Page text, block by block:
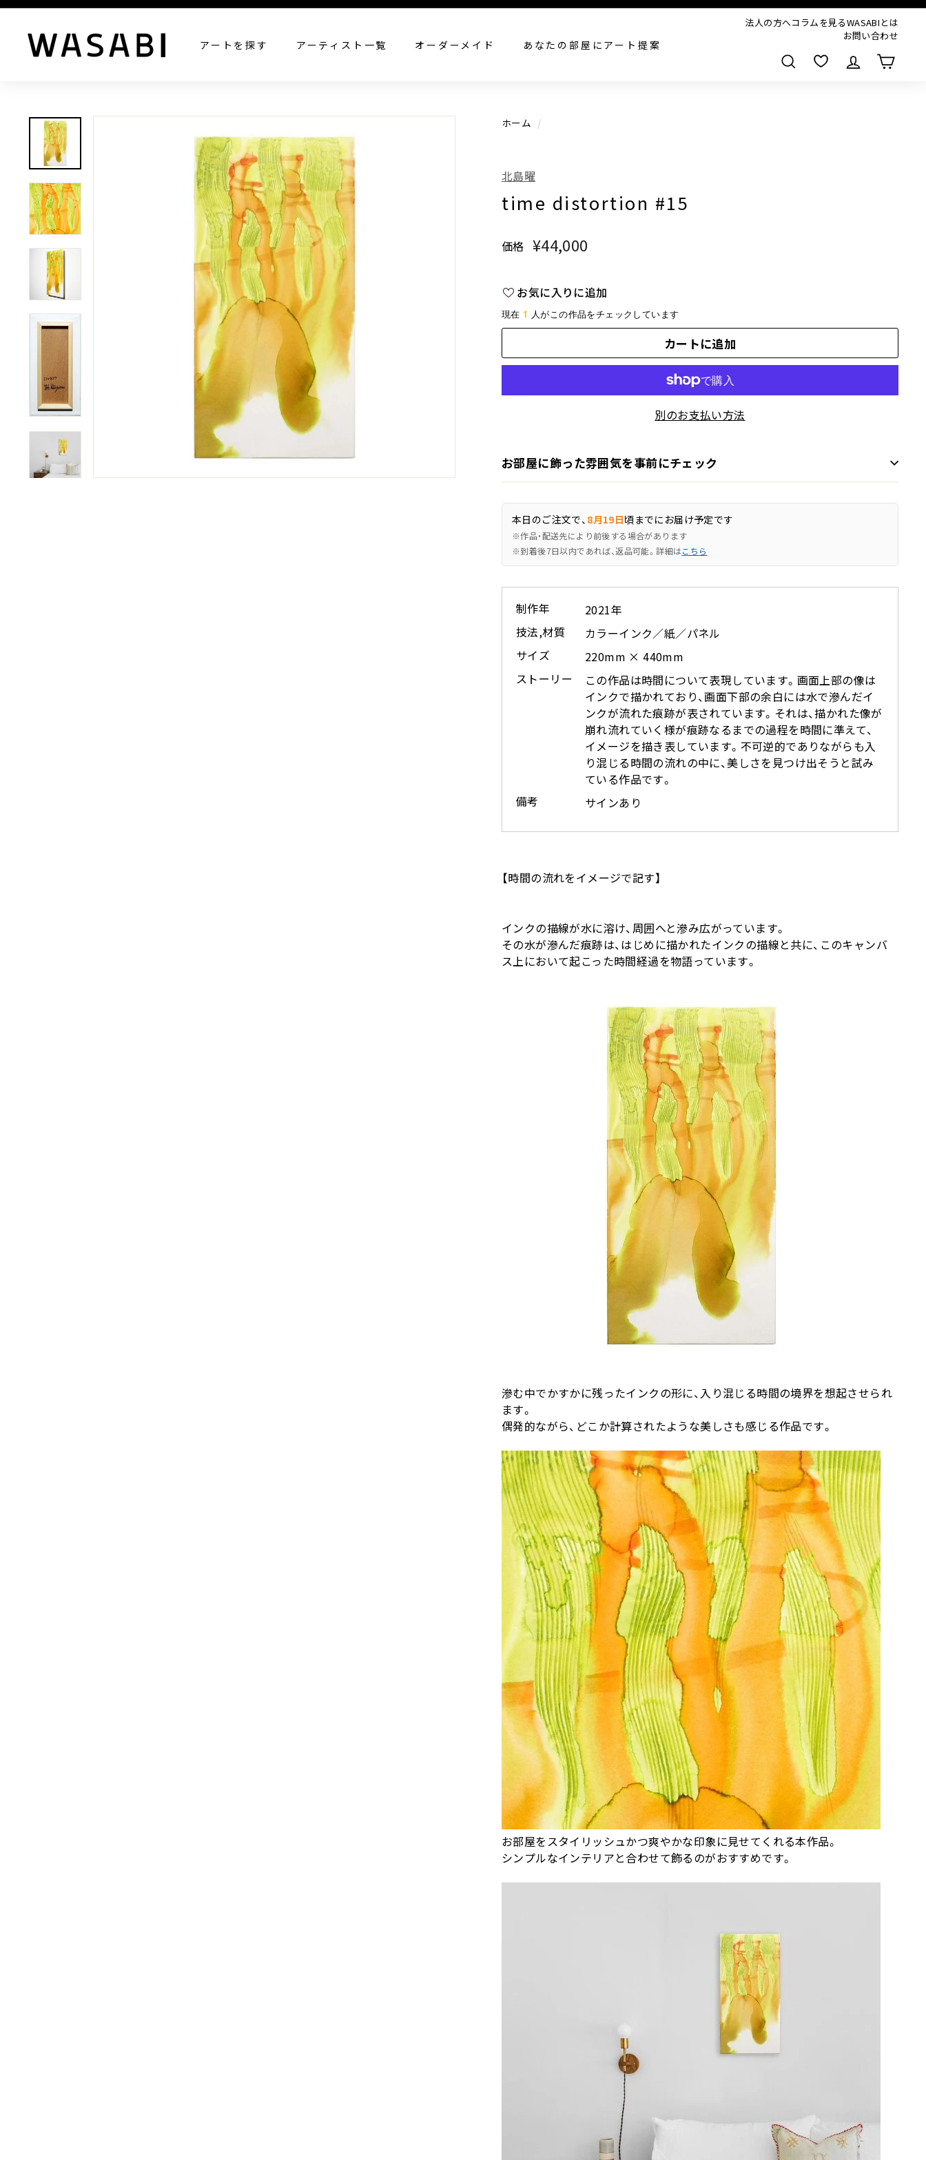
すべての作品を見る
W
A
B
アートを探す アーティスト一覧 オーダーメイド あなたの部屋にアート提案
法人の方へコラムを見るWASABIとは
お問い合わせ
検索
ホーム /
北島曜
time distortion #15
価格
通
価
格
¥44,000
お気に入りに追加
現在 1 人がこの作品をチェックしています
カートに追加
別のお支払い方法
お部屋に飾った雰囲気を事前にチェック
本日のご注文で、 8月19日頃までにお届け予定です
※作品・配送先により前後する場合があります
※到着後7日以内であれば、返品可能。詳細はこちら
制作年
2021年
技法,材質
カラーインク／紙／パネル
サイズ
220mm × 440mm
ストーリー
この作品は時間について表現しています。画面上部の像は
インクで描かれており、画面下部の余白には水で滲んだイ
ンクが流れた痕跡が表されています。それは、描かれた像が
崩れ流れていく様が痕跡なるまでの過程を時間に準えて、
イメージを描き表しています。不可逆的でありながらも入
り混じる時間の流れの中に、美しさを見つけ出そうと試み
ている作品です。
備考
サインあり
【時間の流れをイメージで記す】
インクの描線が水に溶け、周囲へと滲み広がっています。
その水が滲んだ痕跡は、はじめに描かれたインクの描線と共に、このキャンバ
ス上において起こった時間経過を物語っています。
滲む中でかすかに残ったインクの形に、入り混じる時間の境界を想起させられ
ます。
偶発的ながら、どこか計算されたような美しさも感じる作品です。
お部屋をスタイリッシュかつ爽やかな印象に見せてくれる本作品。
シンプルなインテリアと合わせて飾るのがおすすめです。